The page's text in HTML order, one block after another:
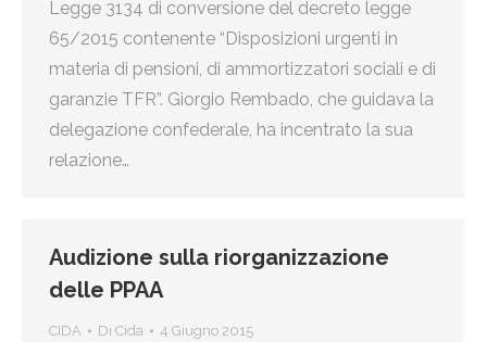
Legge 3134 di conversione del decreto legge
65/2015 contenente “Disposizioni urgenti in
materia di pensioni, di ammortizzatori sociali e di
garanzie TFR”. Giorgio Rembado, che guidava la
delegazione confederale, ha incentrato la sua
relazione…
Audizione sulla riorganizzazione
delle PPAA
CIDA Di Cida 4 Giugno 2015